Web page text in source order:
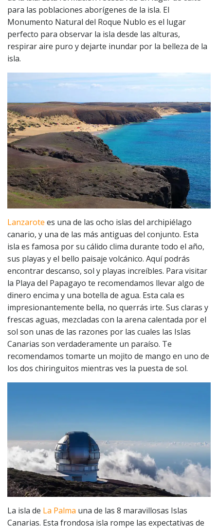
para las poblaciones aborígenes de la isla. El
Monumento Natural del Roque Nublo es el lugar
perfecto para observar la isla desde las alturas,
respirar aire puro y dejarte inundar por la belleza de la
isla.
Lanzarote es una de las ocho islas del archipiélago
canario, y una de las más antiguas del conjunto. Esta
isla es famosa por su cálido clima durante todo el año,
sus playas y el bello paisaje volcánico. Aquí podrás
encontrar descanso, sol y playas increíbles. Para visitar
la Playa del Papagayo te recomendamos llevar algo de
dinero encima y una botella de agua. Esta cala es
impresionantemente bella, no querrás irte. Sus claras y
frescas aguas, mezcladas con la arena calentada por el
sol son unas de las razones por las cuales las Islas
Canarias son verdaderamente un paraíso. Te
recomendamos tomarte un mojito de mango en uno de
los dos chiringuitos mientras ves la puesta de sol.
La isla de La Palma una de las 8 maravillosas Islas
Canarias. Esta frondosa isla rompe las expectativas de